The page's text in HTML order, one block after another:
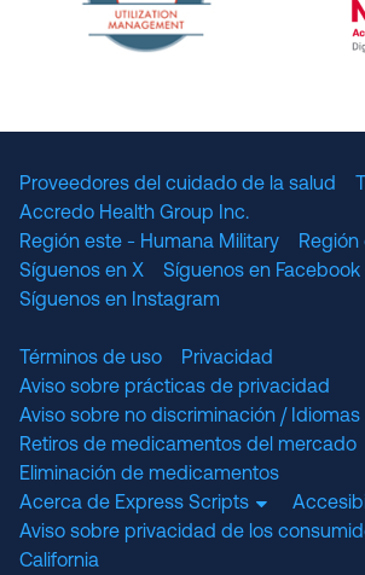
Proveedores del cuidado de la salud
Accredo Health Group Inc.
Región este - Humana Military
Síguenos en X
Síguenos en Facebook
Síguenos en Instagram
Términos de uso
Privacidad
Aviso sobre prácticas de privacidad
Aviso sobre no discriminación / Idiomas
Retiros de medicamentos del mercado
Eliminación de medicamentos
Acerca de Express Scripts
Aviso sobre privacidad de los
California